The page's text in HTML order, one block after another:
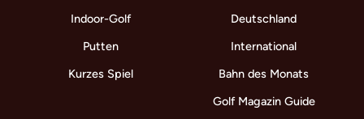
Indoor-Golf
Putten
Kurzes Spiel
Deutschland
International
Bahn des Monats
Golf Magazin Guide